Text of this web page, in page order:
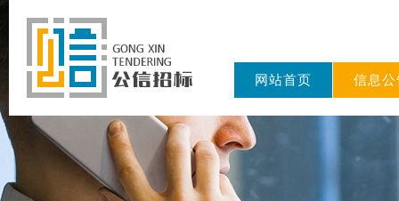
东公信招标
网站首页 信息公